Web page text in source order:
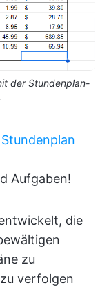
der Stundenplan-
Aufgaben!
die
zu
verfolgen